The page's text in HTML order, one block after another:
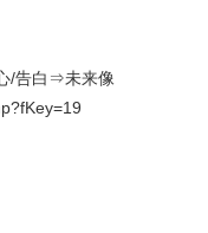
/告白⇒未来像